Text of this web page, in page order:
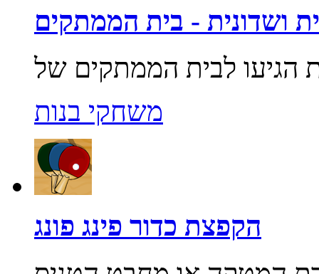
ושדונית - בית הממתקים
משחקי בנות
הקפצת כדור פינג פונג